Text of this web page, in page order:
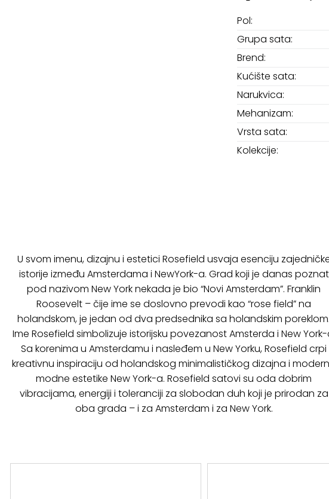
Pol:
Grupa sata:
Brend:
Kućište sata:
Narukvica:
Mehanizam:
Vrsta sata:
Kolekcije:
U svom imenu, dizajnu i estetici Rosefield usvaja esenciju
istorije između Amsterdama i NewYork-a. Grad koji je danas poznat
pod nazivom New York nekada je bio “Novi Amsterdam”. Franklin
Roosevelt – čije ime se doslovno prevodi kao “rose field” na
holandskom, je jedan od dva predsednika sa holandskim poreklom.
Ime Rosefield simbolizuje istorijsku povezanost Amsterda i New York-
Sa korenima u Amsterdamu i nasleđem u New Yorku, Rosefield crpi
kreativnu inspiraciju od holandskog minimalističkog dizajna i
modne estetike New York-a. Rosefield satovi su oda dobrim
vibracijama, energiji i toleranciji za slobodan duh koji je prirodan za
oba grada – i za Amsterdam i za New York.